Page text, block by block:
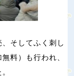
そしてふく刺し
料）も行われ、